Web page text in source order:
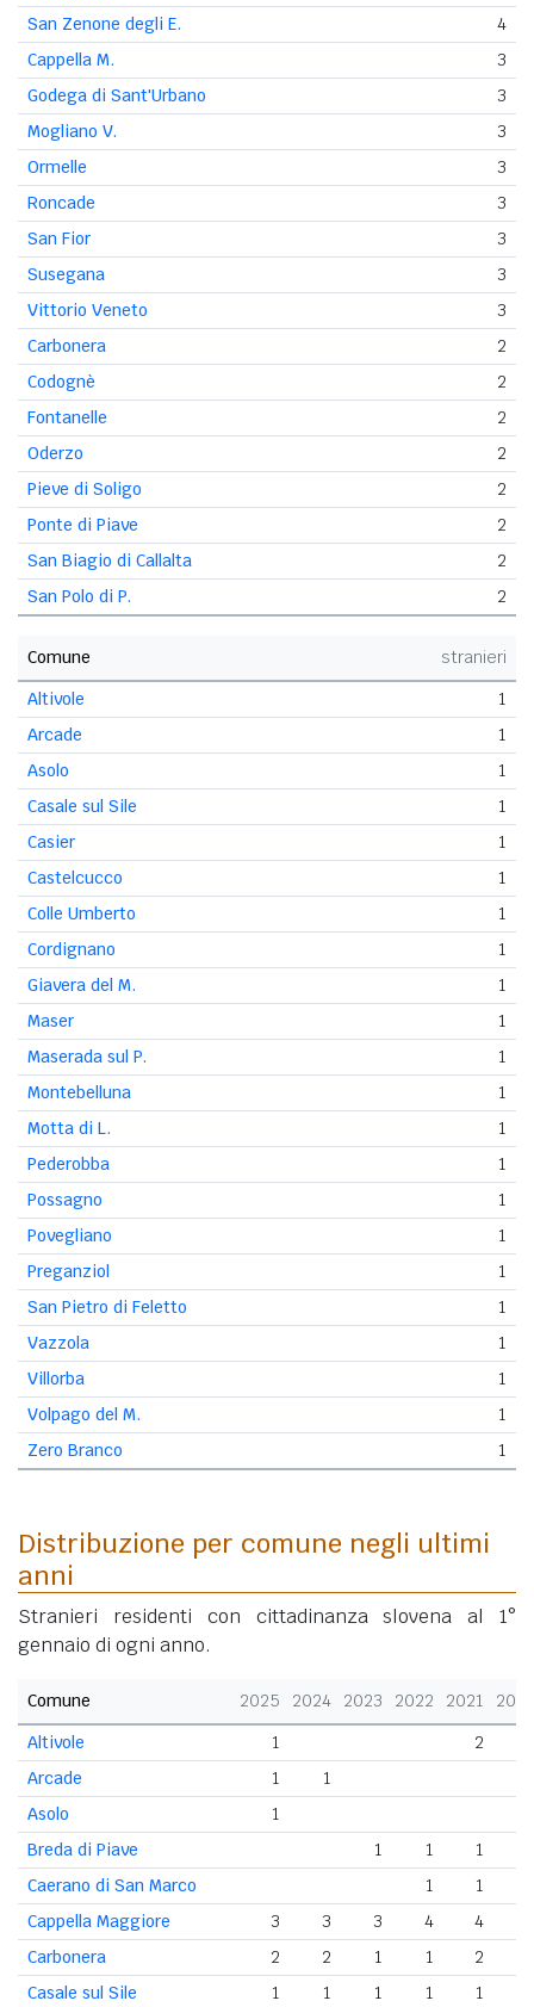
San Zenone degli E.
4
Cappella M.
3
Godega di Sant'Urbano
3
Mogliano V.
3
Ormelle
3
Roncade
3
San Fior
3
Susegana
3
Vittorio Veneto
3
Carbonera
2
Codognè
2
Fontanelle
2
Oderzo
2
Pieve di Soligo
2
Ponte di Piave
2
San Biagio di Callalta
2
San Polo di P.
2
Comune
stranieri
Altivole
1
Arcade
1
Asolo
1
Casale sul Sile
1
Casier
1
Castelcucco
1
Colle Umberto
1
Cordignano
1
Giavera del M.
1
Maser
1
Maserada sul P.
1
Montebelluna
1
Motta di L.
1
Pederobba
1
Possagno
1
Povegliano
1
Preganziol
1
San Pietro di Feletto
1
Vazzola
1
Villorba
1
Volpago del M.
1
Zero Branco
1
Distribuzione per comune negli ultimi
anni
Stranieri residenti con cittadinanza slovena al 1°
gennaio di ogni anno.
Comune 2025 2024 2023 2022 2021
Altivole
1 2
Arcade
1
1
Asolo
1
Breda di Piave
1 1 1
Caerano di San Marco
1 1
Cappella Maggiore
3 3 3 4 4
Carbonera
2 2 1 1 2
Casale sul Sile
1 1 1 1 1